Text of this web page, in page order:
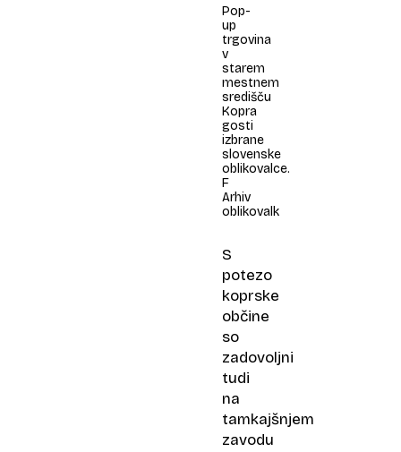
Pop-
up
trgovina
v
starem
mestnem
središču
Kopra
gosti
izbrane
slovenske
oblikovalce.
F
Arhiv
oblikovalk
S
potezo
koprske
občine
so
zadovoljni
tudi
na
tamkajšnjem
zavodu